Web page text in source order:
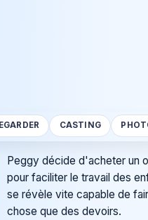
CASTING
Peggy décide d'acheter un
pour faciliter le travail des
se révèle vite capable de
chose que des devoirs.